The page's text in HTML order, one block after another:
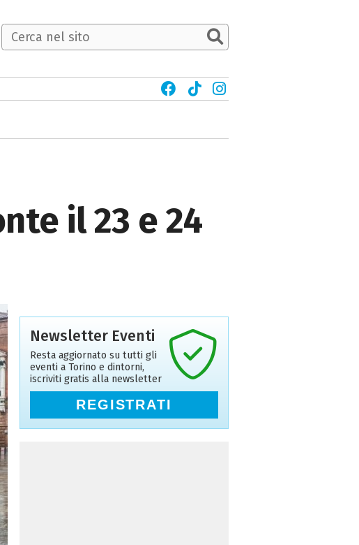
il 23 e 24
Newsletter Eventi
Resta aggiornato su tutti gli
eventi a Torino e dintorni,
iscriviti gratis alla newsletter
REGISTRATI